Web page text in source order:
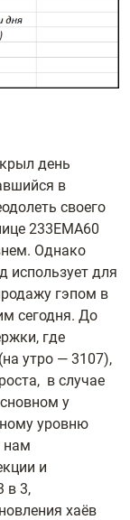
день
в
своего
233ЕМА60
Однако
использует для
гэпом в
сегодня. До
где
утро — 3107),
в случае
у
уровню
нам
и
в 3,
хаёв